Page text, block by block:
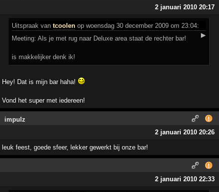
2 januari 2010 20:17
Uitspraak vantcoolen op woensdag 30 december 2009 om 23:04:
▶
Meeting: Als je met rug naar Deluxe area staat de rechter bar!
is makkelijker denk ik!
Hey! Dat is mijn bar haha!
Vond het super met iedereen!
impulz
2 januari 2010 20:26
leuk feest, goede sfeer, lekker gewerkt bij onze bar!
2 januari 2010 22:33